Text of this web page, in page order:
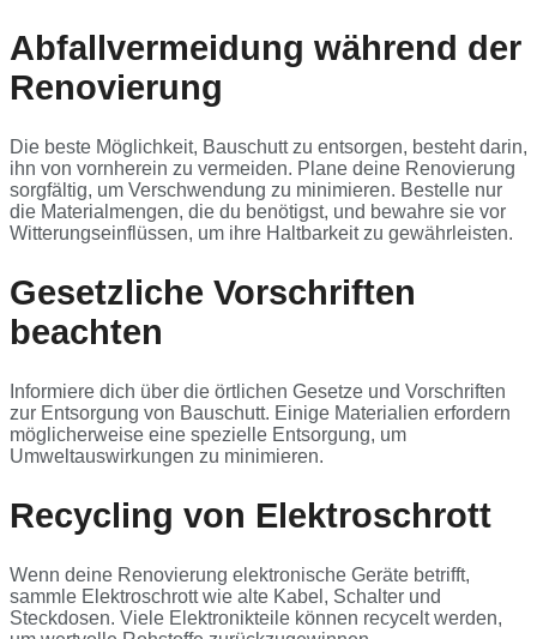
Abfallvermeidung während der
Renovierung
Die beste Möglichkeit, Bauschutt zu entsorgen, besteht darin,
ihn von vornherein zu vermeiden. Plane deine Renovierung
sorgfältig, um Verschwendung zu minimieren. Bestelle nur
die Materialmengen, die du benötigst, und bewahre sie vor
Witterungseinflüssen, um ihre Haltbarkeit zu gewährleisten.
Gesetzliche Vorschriften
beachten
Informiere dich über die örtlichen Gesetze und Vorschriften
zur Entsorgung von Bauschutt. Einige Materialien erfordern
möglicherweise eine spezielle Entsorgung, um
Umweltauswirkungen zu minimieren.
Recycling von Elektroschrott
Wenn deine Renovierung elektronische Geräte betrifft,
sammle Elektroschrott wie alte Kabel, Schalter und
Steckdosen. Viele Elektronikteile können recycelt werden,